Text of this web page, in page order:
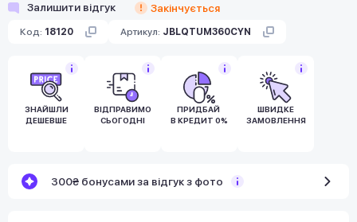
Залишити відгук Закінчується
Код: 18120 Артикул: JBLQTUM360CYN
ЗНАЙШЛИ
ДЕШЕВШЕ
ВІДПРАВИМО
СЬОГОДНІ
ПРИДБАЙ
В КРЕДИТ 0%
ШВИДКЕ
ЗАМОВЛЕННЯ
300₴ бонусами за відгук з фото